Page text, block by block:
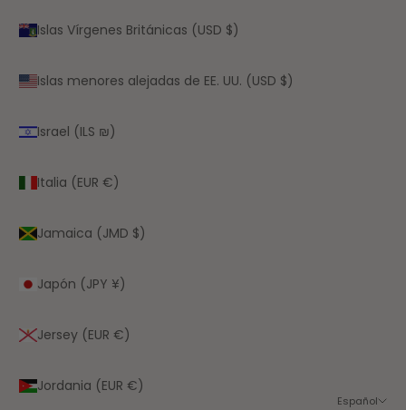
Islas Vírgenes Británicas (USD $)
Islas menores alejadas de EE. UU. (USD $)
Israel (ILS ₪)
Italia (EUR €)
Jamaica (JMD $)
Japón (JPY ¥)
Jersey (EUR €)
Jordania (EUR €)
Español